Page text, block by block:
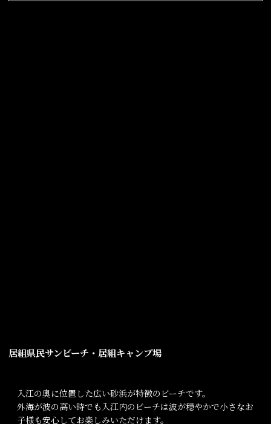
居組県民サンビーチ・居組キャンプ場
入江の奥に位置した広い砂浜が特徴のビーチです。
外海が波の高い時でも入江内のビーチは波が穏やかで小さなお
子様も安心してお楽しみいただけます。